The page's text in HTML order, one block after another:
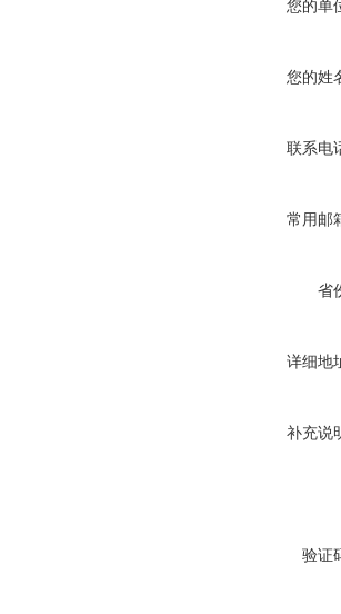
您的单
您的姓
联系电
常用邮
省
详细地
补充说
验证